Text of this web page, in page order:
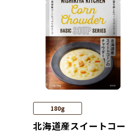
180g
北海道産スイートコー